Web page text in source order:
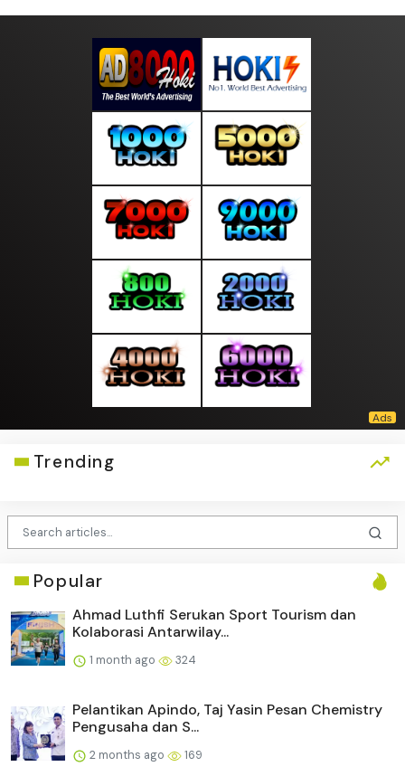
Trending
Popular
Ahmad Luthfi Serukan Sport Tourism dan
Kolaborasi Antarwilay...
1 month ago 324
Pelantikan Apindo, Taj Yasin Pesan Chemistry
Pengusaha dan S...
2 months ago 169